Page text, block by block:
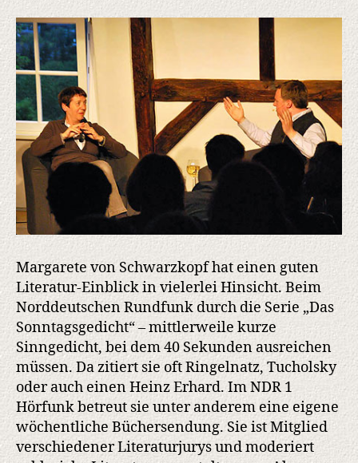
Margarete von Schwarzkopf hat einen guten
Literatur-Einblick in vielerlei Hinsicht. Beim
Norddeutschen Rundfunk durch die Serie „Das
Sonntagsgedicht“ – mittlerweile kurze
Sinngedicht, bei dem 40 Sekunden ausreichen
müssen. Da zitiert sie oft Ringelnatz, Tucholsky
oder auch einen Heinz Erhard. Im NDR 1
Hörfunk betreut sie unter anderem eine eigene
wöchentliche Büchersendung. Sie ist Mitglied
verschiedener Literaturjurys und moderiert